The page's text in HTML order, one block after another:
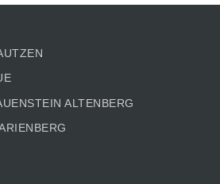
ALTENBERG